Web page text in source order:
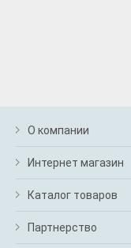
О компании
Интернет магазин
Каталог товаров
Партнерство